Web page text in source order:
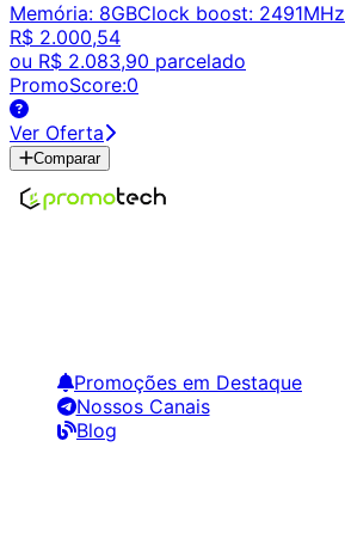
Memória: 8GBClock boost: 2491MHz
R$ 2.000,54
ou R$ 2.083,90 parcelado
PromoScore:0
Ver Oferta
Comparar
Promoções em Destaque
Nossos Canais
Blog